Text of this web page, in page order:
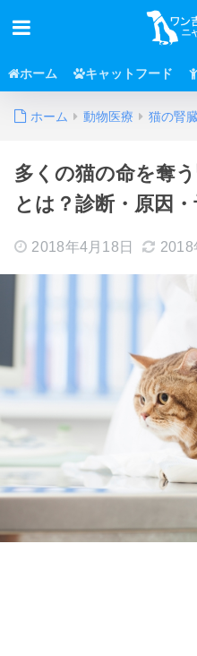
ホーム キャットフード
ホーム 動物医療 猫の腎
多くの猫の命を奪
とは？診断・原因
2018年4月18日 2018